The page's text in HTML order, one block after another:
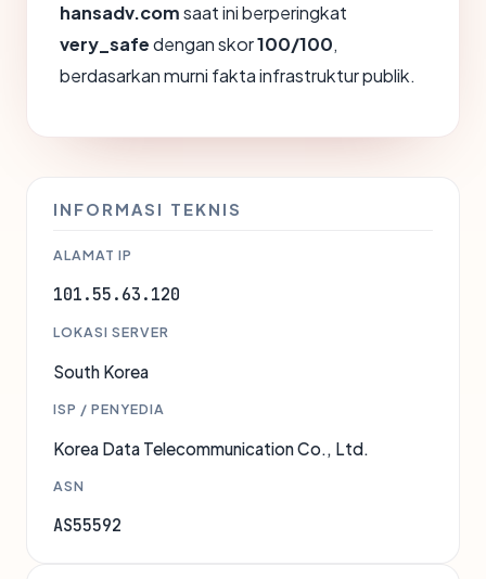
hansadv.comsaat ini berperingkat
very_safedengan skor100/100,
berdasarkan murni fakta infrastruktur publik.
INFORMASI TEKNIS
ALAMAT IP
101.55.63.120
LOKASI SERVER
South Korea
ISP / PENYEDIA
Korea Data Telecommunication Co., Ltd.
ASN
AS55592